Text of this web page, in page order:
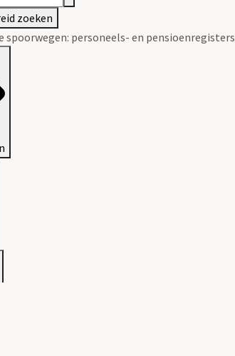
zoeken
spoorwegen: personeels- en pensioenregisters